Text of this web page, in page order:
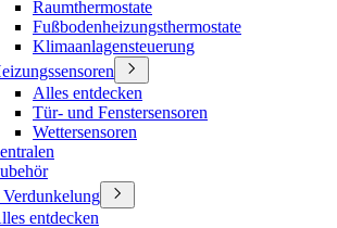
Raumthermostate
Fußbodenheizungsthermostate
Klimaanlagensteuerung
Alles entdecken
Tür- und Fenstersensoren
Wettersensoren
entdecken